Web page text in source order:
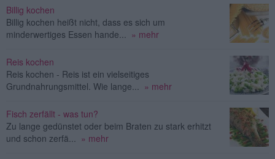
Billig kochen
Billig kochen heißt nicht, dass es sich um
minderwertiges Essen hande... » mehr
Reis kochen
Reis kochen - Reis ist ein vielseitiges
Grundnahrungsmittel. Wie lange... » mehr
Fisch zerfällt - was tun?
Zu lange gedünstet oder beim Braten zu stark erhitzt
und schon zerfä... » mehr